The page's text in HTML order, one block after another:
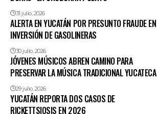
31 julio, 2026
ALERTA EN YUCATÁN POR PRESUNTO FRAUDE EN
INVERSIÓN DE GASOLINERAS
30 julio, 2026
JÓVENES MÚSICOS ABREN CAMINO PARA
PRESERVAR LA MÚSICA TRADICIONAL YUCATECA
29 julio, 2026
YUCATÁN REPORTA DOS CASOS DE
RICKETTSIOSIS EN 2026